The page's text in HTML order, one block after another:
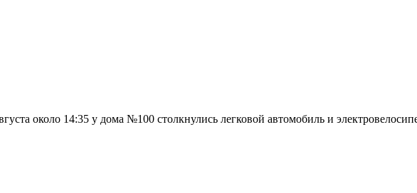
около 14:35 у дома №100 столкнулись легковой автомобиль и